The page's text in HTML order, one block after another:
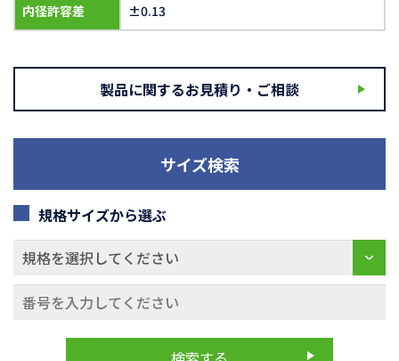
内径許容差 ±0.13
製品に関するお見積り・ご相談
サイズ検索
規格サイズから選ぶ